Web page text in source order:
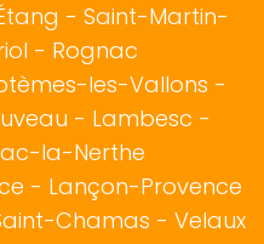
- Saint-Martin-
- Rognac
les-Vallons -
- Lambesc -
la-Nerthe
- Lançon-Provence
Chamas - Velaux